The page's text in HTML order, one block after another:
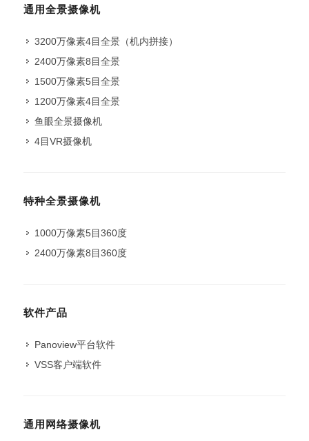
通用全景摄像机
3200万像素4目全景（机内拼接）
2400万像素8目全景
1500万像素5目全景
1200万像素4目全景
鱼眼全景摄像机
4目VR摄像机
特种全景摄像机
1000万像素5目360度
2400万像素8目360度
软件产品
Panoview平台软件
VSS客户端软件
通用网络摄像机